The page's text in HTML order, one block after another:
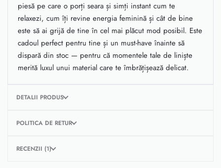
piesă pe care o porți seara și simți instant cum te
relaxezi, cum îți revine energia feminină și cât de bine
este să ai grijă de tine în cel mai plăcut mod posibil. Este
cadoul perfect pentru tine și un must-have înainte să
dispară din stoc — pentru că momentele tale de liniște
merită luxul unui material care te îmbrățișează delicat.
DETALII PRODUS
POLITICA DE RETUR
RECENZII (1)